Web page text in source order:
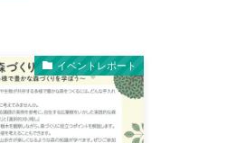
イベントレポート